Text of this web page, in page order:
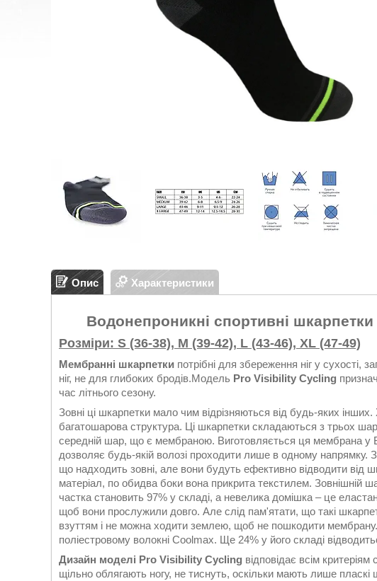
Опис Характеристики
Водонепроникні спортивні
Розміри: S (36-38), M (39-42), L (43-46), XL (47-49)
Мембранні шкарпетки потрібні для збереження ніг у сухості,
ніг, не для глибоких бродів.Модель Pro Visibility Cycling
час літнього сезону.
Зовні ці шкарпетки мало чим відрізняються від будь-яких
багатошарова структура. Ці шкарпетки складаються з трьох
середній шар, що є мембраною. Виготовляється ця мембрана у
дозволяє будь-якій волозі проходити лише в одному напрямку.
що надходить зовні, але вони будуть ефективно відводити від
матеріал, по обидва боки вона прикрита текстилем. Зовнішній
частка становить 97% у складі, а невелика домішка – це
щоб вони прослужили довго. Але слід пам'ятати, що такі
взуттям і не можна ходити землею, щоб не пошкодити
поліестровому волокні Coolmax. Ще 24% у його складі
Дизайн моделі Pro Visibility Cycling відповідає всім
щільно облягають ногу, не тиснуть, оскільки мають лише